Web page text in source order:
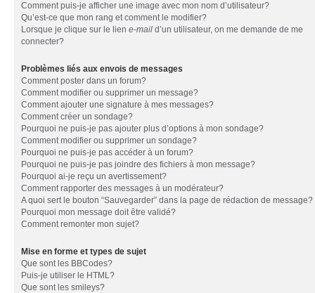
Comment puis-je afficher une image avec mon nom d’utilisateur?
Qu’est-ce que mon rang et comment le modifier?
Lorsque je clique sur le lien e-mail d’un utilisateur, on me demande de me
connecter?
Problèmes liés aux envois de messages
Comment poster dans un forum?
Comment modifier ou supprimer un message?
Comment ajouter une signature à mes messages?
Comment créer un sondage?
Pourquoi ne puis-je pas ajouter plus d’options à mon sondage?
Comment modifier ou supprimer un sondage?
Pourquoi ne puis-je pas accéder à un forum?
Pourquoi ne puis-je pas joindre des fichiers à mon message?
Pourquoi ai-je reçu un avertissement?
Comment rapporter des messages à un modérateur?
A quoi sert le bouton “Sauvegarder” dans la page de rédaction de message?
Pourquoi mon message doit être validé?
Comment remonter mon sujet?
Mise en forme et types de sujet
Que sont les BBCodes?
Puis-je utiliser le HTML?
Que sont les smileys?